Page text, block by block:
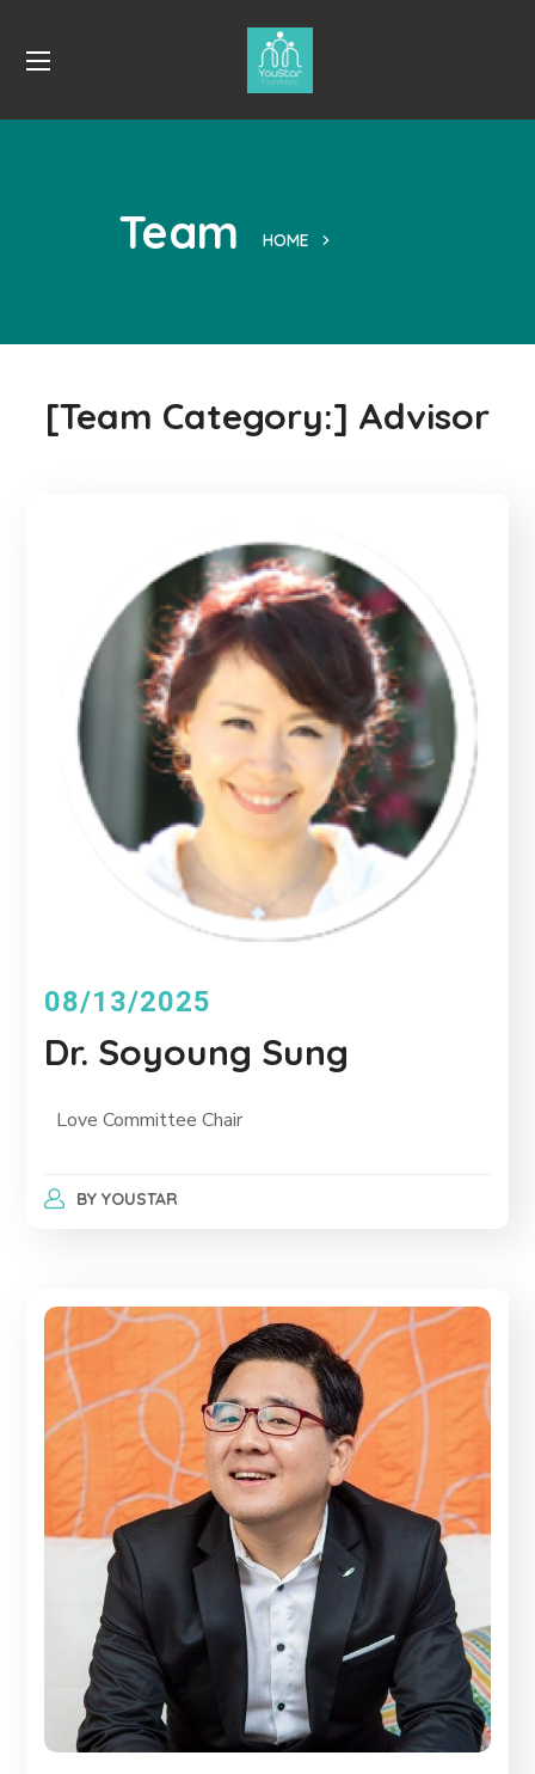
Team HOME
[Team Category:] Advisor
08/13/2025
Dr. Soyoung Sung
Love Committee Chair
BY YOUSTAR